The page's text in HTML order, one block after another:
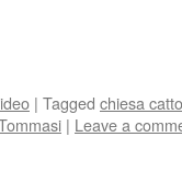
| Tagged chiesa
| Leave a